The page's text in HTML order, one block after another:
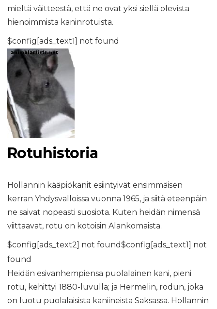
mieltä väitteestä, että ne ovat yksi siellä olevista
hienoimmista kaninrotuista.
$config[ads_text1] not found
Rotuhistoria
Hollannin kääpiökanit esiintyivät ensimmäisen
kerran Yhdysvalloissa vuonna 1965, ja siitä eteenpäin
ne saivat nopeasti suosiota. Kuten heidän nimensä
viittaavat, rotu on kotoisin Alankomaista.
$config[ads_text2] not found$config[ads_text1] not
found
Heidän esivanhempiensa puolalainen kani, pieni
rotu, kehittyi 1880-luvulla; ja Hermelin, rodun, joka
on luotu puolalaisista kaniineista Saksassa. Hollannin